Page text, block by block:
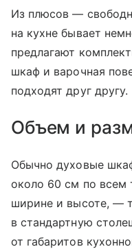
Из плюсов —
на кухне бывает
предлагают
шкаф и варочная
подходят друг другу.
Объем и
Обычно духовые
около 60 см по всем
ширине и высоте, —
в стандартную
от габаритов